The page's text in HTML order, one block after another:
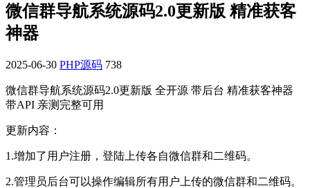
微信群导航系统源码2.0更新版 精准获客
神器
2025-06-30 PHP源码 738
微信群导航系统源码2.0更新版 全开源 带后台 精准获客神器
带API 亲测完整可用
更新内容：
1.增加了用户注册，登陆上传各自微信群和二维码。
2.管理员后台可以操作编辑所有用户上传的微信群和二维码。